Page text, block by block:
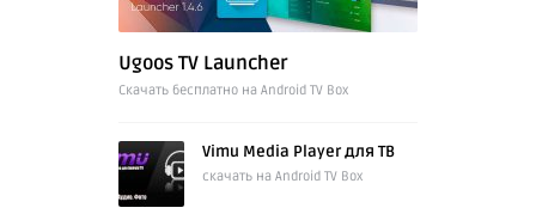
Ugoos TV Launcher
Cкачать бесплатно на Android TV Box
Vimu Media Player для ТВ
скачать на Android TV Box